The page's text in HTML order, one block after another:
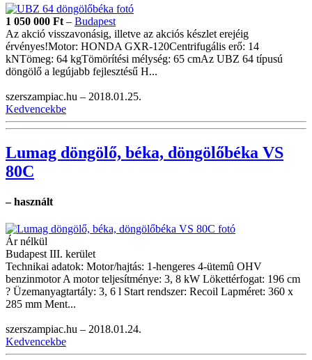
1 050 000 Ft – Budapest
Az akció visszavonásig, illetve az akciós készlet erejéig
érvényes!Motor: HONDA GXR-120Centrifugális erő: 14
kNTömeg: 64 kgTömörítési mélység: 65 cmAz UBZ 64 típusú
döngölő a legújabb fejlesztésű H...
szerszampiac.hu – 2018.01.25.
Kedvencekbe
Lumag döngölő, béka, döngölőbéka VS
80C
– használt
Ár nélkül
Budapest III. kerület
Technikai adatok: Motor/hajtás: 1-hengeres 4-ütemû OHV
benzinmotor A motor teljesítménye: 3, 8 kW Lökettérfogat: 196 cm
? Üzemanyagtartály: 3, 6 l Start rendszer: Recoil Lapméret: 360 x
285 mm Ment...
szerszampiac.hu – 2018.01.24.
Kedvencekbe